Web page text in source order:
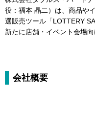
役：福本 晶二）は、商品や
選販売ツール「LOTTERY
新たに店舗・イベント会場
会社概要